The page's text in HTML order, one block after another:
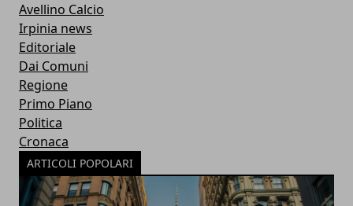
Avellino Calcio
Irpinia news
Editoriale
Dai Comuni
Regione
Primo Piano
Politica
Cronaca
ARTICOLI POPOLARI